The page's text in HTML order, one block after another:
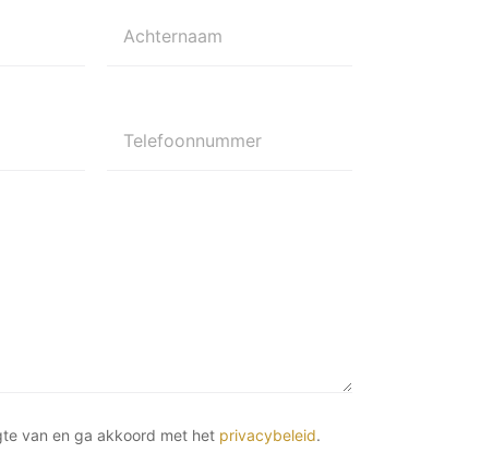
Achternaam
Telefoonnummer
van en ga akkoord met het privacybeleid.